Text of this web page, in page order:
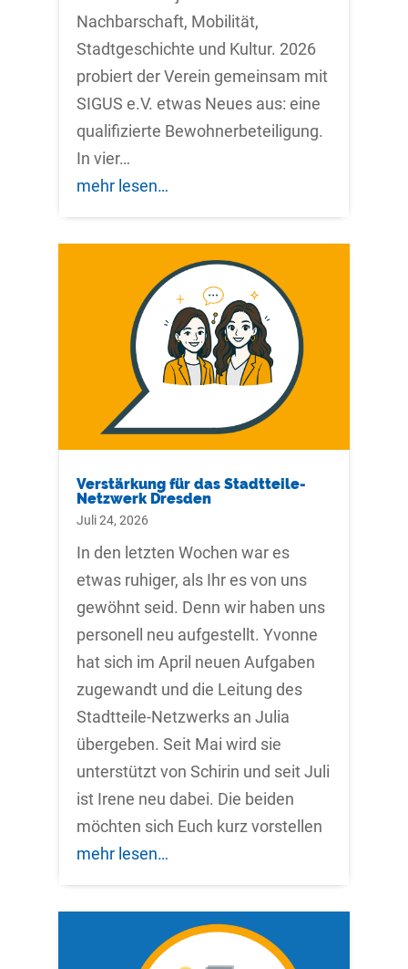
Nachbarschaft, Mobilität,
Stadtgeschichte und Kultur. 2026
probiert der Verein gemeinsam mit
SIGUS e.V. etwas Neues aus: eine
qualifizierte Bewohnerbeteiligung.
In vier…
mehr lesen…
Verstärkung für das Stadtteile-
Netzwerk Dresden
Juli 24, 2026
In den letzten Wochen war es
etwas ruhiger, als Ihr es von uns
gewöhnt seid. Denn wir haben uns
personell neu aufgestellt. Yvonne
hat sich im April neuen Aufgaben
zugewandt und die Leitung des
Stadtteile-Netzwerks an Julia
übergeben. Seit Mai wird sie
unterstützt von Schirin und seit Juli
ist Irene neu dabei. Die beiden
möchten sich Euch kurz vorstellen
mehr lesen…